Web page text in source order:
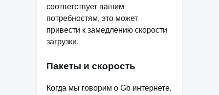
соответствует вашим
потребностям, это может
привести к замедлению скорости
загрузки.
Пакеты и скорость
Когда мы говорим о Gb интернете,